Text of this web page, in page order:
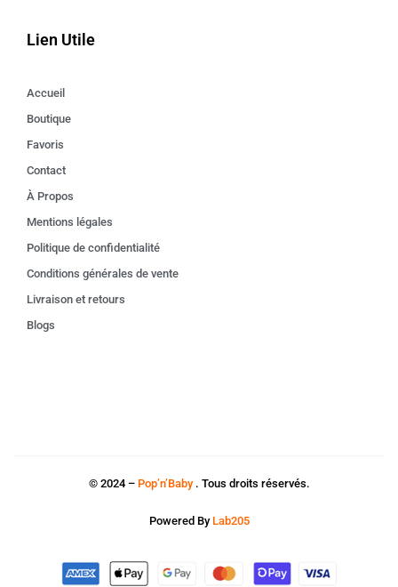
Lien Utile
Accueil
Boutique
Favoris
Contact
À Propos
Mentions légales
Politique de confidentialité
Conditions générales de vente
Livraison et retours
Blogs
© 2024 – Pop’n’Baby. Tous droits réservés.
Powered By Lab205